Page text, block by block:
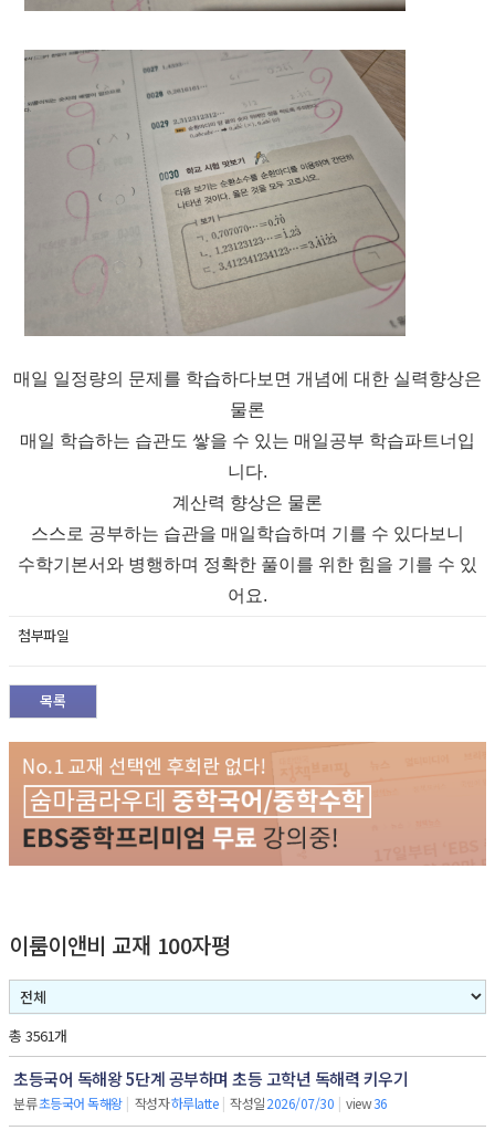
매일 일정량의 문제를 학습하다보면 개념에 대한 실력향상은
물론
매일 학습하는 습관도 쌓을 수 있는 매일공부 학습파트너입
니다.
계산력 향상은 물론
스스로 공부하는 습관을 매일학습하며 기를 수 있다보니
수학기본서와 병행하며 정확한 풀이를 위한 힘을 기를 수 있
어요.
첨부파일
목록
이룸이앤비 교재 100자평
총 3561개
초등국어 독해왕 5단계 공부하며 초등 고학년 독해력 키우기
분류초등국어 독해왕 | 작성자하루latte | 작성일2026/07/30 | view36